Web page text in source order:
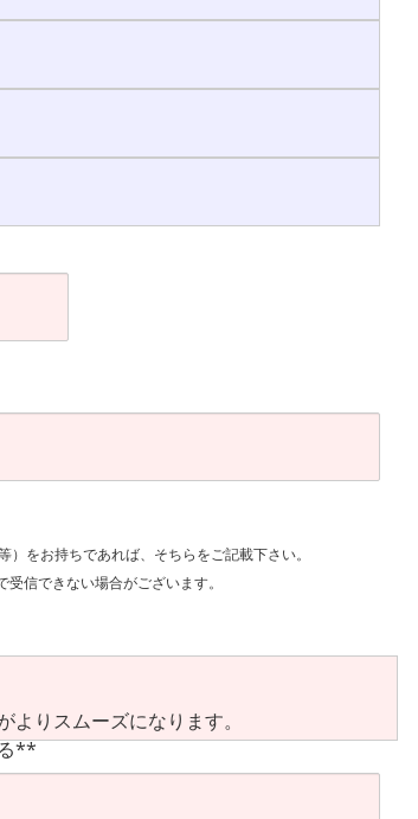
をお持ちであれば、そちらをご記載下さい。
場合がございます。
りスムーズになります。
**